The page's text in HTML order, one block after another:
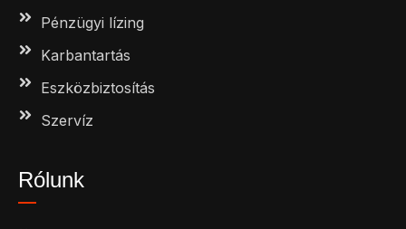
Pénzügyi lízing
Karbantartás
Eszközbiztosítás
Szervíz
Rólunk